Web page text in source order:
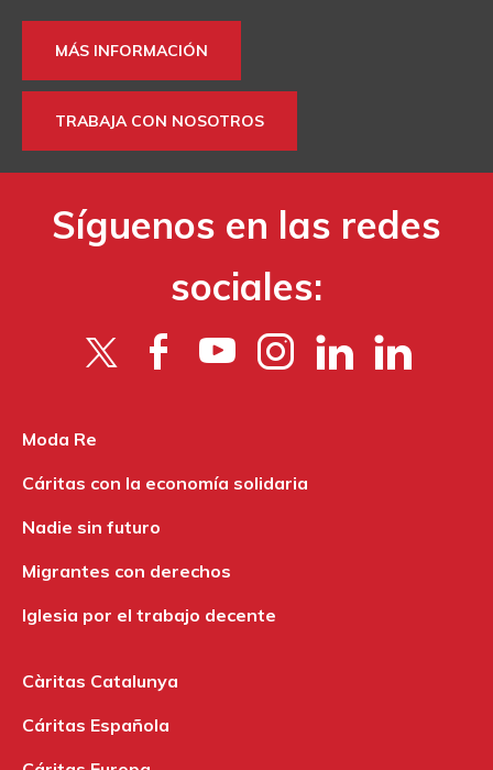
MÁS INFORMACIÓN
TRABAJA CON NOSOTROS
Síguenos en las redes
sociales:
Moda Re
Cáritas con la economía solidaria
Nadie sin futuro
Migrantes con derechos
Iglesia por el trabajo decente
Càritas Catalunya
Cáritas Española